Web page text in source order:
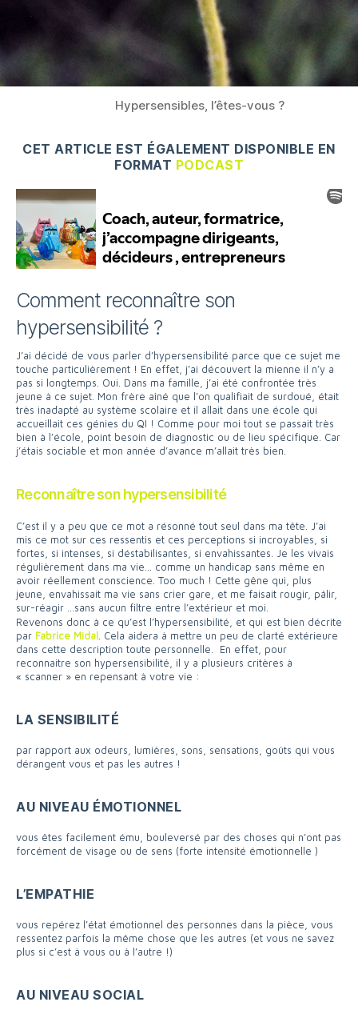
Hypersensibles, l’êtes-vous ?
CET ARTICLE EST ÉGALEMENT DISPONIBLE EN
FORMAT PODCAST
Comment reconnaître son
hypersensibilité ?
J’ai décidé de vous parler d’hypersensibilité parce que ce sujet me
touche particulièrement ! En effet, j’ai découvert la mienne il n’y a
pas si longtemps. Oui. Dans ma famille, j’ai été confrontée très
jeune à ce sujet. Mon frère aîné que l’on qualifiait de surdoué, était
très inadapté au système scolaire et il allait dans une école qui
accueillait ces génies du QI ! Comme pour moi tout se passait très
bien à l’école, point besoin de diagnostic ou de lieu spécifique. Car
j’étais sociable et mon année d’avance m’allait très bien.
Reconnaître son hypersensibilité
C’est il y a peu que ce mot a résonné tout seul dans ma tête. J’ai
mis ce mot sur ces ressentis et ces perceptions si incroyables, si
fortes, si intenses, si déstabilisantes, si envahissantes. Je les vivais
régulièrement dans ma vie… comme un handicap sans même en
avoir réellement conscience. Too much ! Cette gêne qui, plus
jeune, envahissait ma vie sans crier gare, et me faisait rougir, pâlir,
sur-réagir …sans aucun filtre entre l’extérieur et moi.
Revenons donc à ce qu’est l’hypersensibilité, et qui est bien décrite
par Fabrice Midal
. Cela aidera à mettre un peu de clarté extérieure
dans cette description toute personnelle. En effet, pour
reconnaitre son hypersensibilité, il y a plusieurs critères à
« scanner » en repensant à votre vie :
LA SENSIBILITÉ
par rapport aux odeurs, lumières, sons, sensations, goûts qui vous
dérangent vous et pas les autres !
AU NIVEAU ÉMOTIONNEL
vous êtes facilement ému, bouleversé par des choses qui n’ont pas
forcément de visage ou de sens (forte intensité émotionnelle )
L’EMPATHIE
vous repérez l’état émotionnel des personnes dans la pièce, vous
ressentez parfois la même chose que les autres (et vous ne savez
plus si c’est à vous ou à l’autre !)
AU NIVEAU SOCIAL